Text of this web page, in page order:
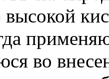
высокой
во